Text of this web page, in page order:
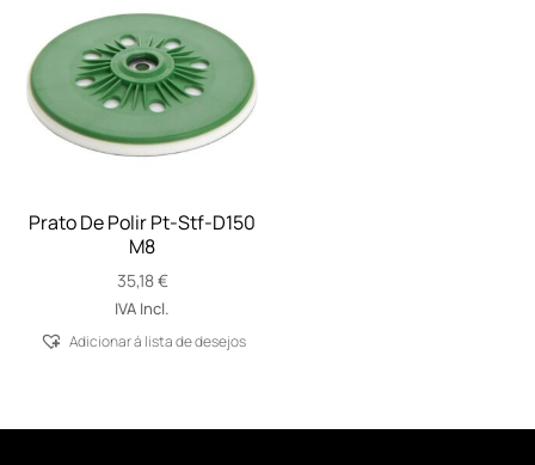
Prato De Polir Pt-Stf-D150
M8
35,18€
IVA Incl.
Adicionar á lista de desejos